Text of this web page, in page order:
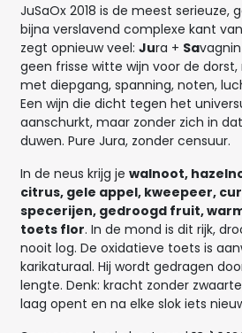
JuSaOx 2018 is de meest serieuze,
bijna verslavend complexe kant
zegt opnieuw veel: Jura + Sa
geen frisse witte wijn voor de
met diepgang, spanning, noten,
Een wijn die dicht tegen het
aanschurkt, maar zonder zich in
duwen. Pure Jura, zonder censuur.
In de neus krijg je walnoot,
citrus, gele appel, kweepeer,
specerijen, gedroogd fruit,
toets flor. In de mond is dit rijk,
nooit log. De oxidatieve toets is
karikaturaal. Hij wordt gedragen
lengte. Denk: kracht zonder
laag opent en na elke slok iets